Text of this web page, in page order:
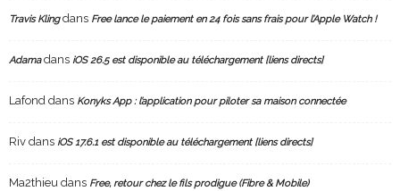
Travis Klingdans Free lance le paiement en 24 fois sans frais pour l’Apple Watch !
Adamadans iOS 26.5 est disponible au téléchargement [liens directs]
Lafond dans Konyks App : l’application pour piloter sa maison connectée
Riv dans iOS 17.6.1 est disponible au téléchargement [liens directs]
Ma2thieu dans Free, retour chez le fils prodigue (Fibre & Mobile)